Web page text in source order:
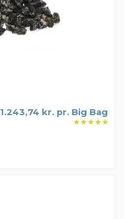
1.243,74 kr. pr. Big Bag